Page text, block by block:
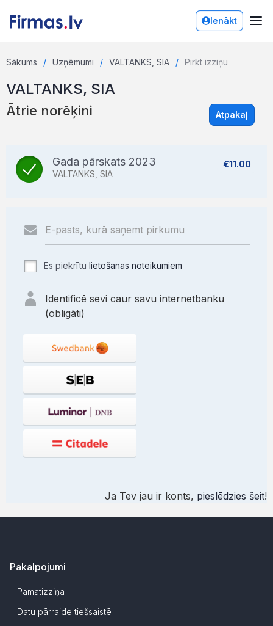
Ienākt
Sākums Uzņēmumi VALTANKS, SIA Pirkt izziņu
VALTANKS, SIA
Ātrie norēķini Atpakaļ
Gada pārskats 2023
VALTANKS, SIA
€11.00
Es piekrītu lietošanas noteikumiem
Identificē sevi caur savu internetbanku
(obligāti)
Ja Tev jau ir konts, pieslēdzies šeit!
Pakalpojumi
Pamatizziņa
Datu pārraide tiešsaistē